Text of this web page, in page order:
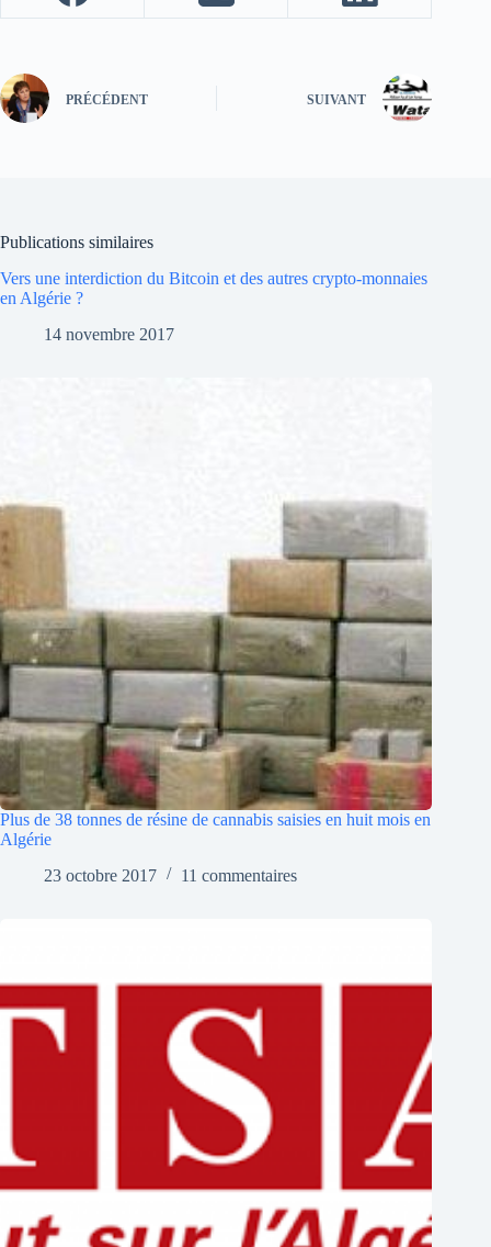
PRÉCÉDENT SUIVANT
Publications similaires
Vers une interdiction du Bitcoin et des autres crypto-monnaies
en Algérie ?
14 novembre 2017
Plus de 38 tonnes de résine de cannabis saisies en huit mois en
Algérie
23 octobre 2017
11 commentaires